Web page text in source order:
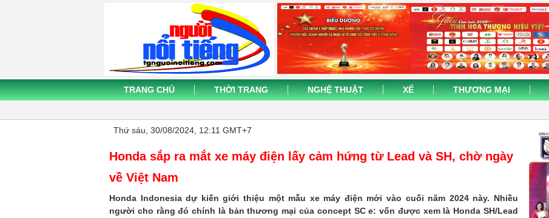
TRANG CHỦ THỜI TRANG NGHỆ THUẬT XẾ THƯƠNG MẠI
Thứ sáu, 30/08/2024, 12:11 GMT+7
Honda sắp ra mắt xe máy điện lấy cảm hứng từ Lead và SH, chờ ngày
về Việt Nam
Honda Indonesia dự kiến giới thiệu một mẫu xe máy điện mới vào cuối năm 2024 này. Nhiều
người cho rằng đó chính là bản thương mại của concept SC e: vốn được xem là Honda SH/Lead